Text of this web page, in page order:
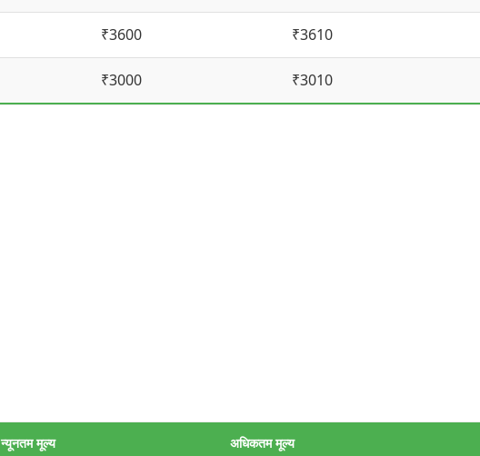
₹3600 ₹3610
₹3000 ₹3010
न्यूनतम मूल्य अधिकतम मूल्य